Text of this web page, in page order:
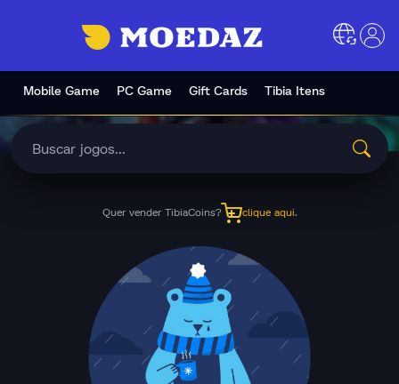
Mobile Game PC Game Gift Cards Tibia Itens
Quer vender TibiaCoins? clique aqui.